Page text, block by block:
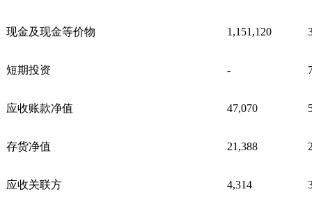
现金及现金等价物 1,151,120
短期投资 -
应收账款净值 47,070
存货净值 21,388
应收关联方 4,314